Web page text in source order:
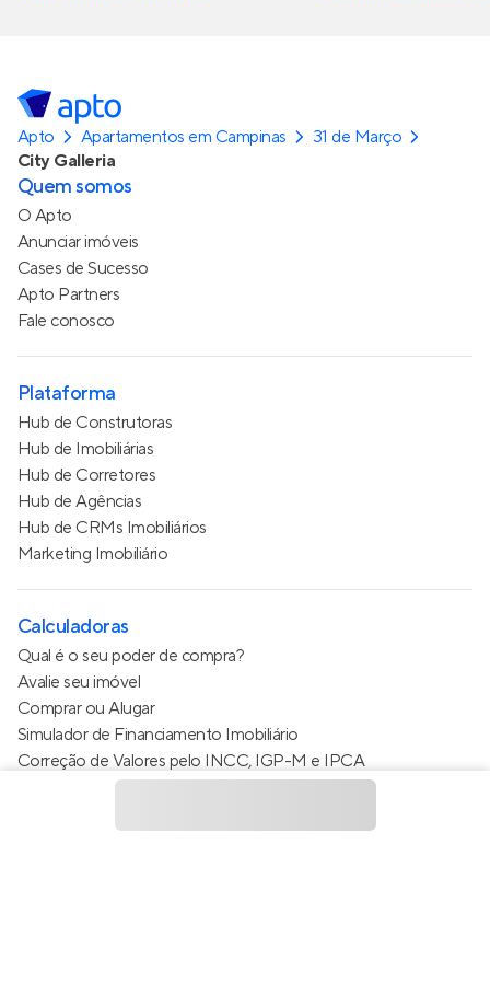
Apto Apartamentos em Campinas
31 de Março
City Galleria
Quem somos
O Apto
Anunciar imóveis
Cases de Sucesso
Apto Partners
Fale conosco
Plataforma
Hub de Construtoras
Hub de Imobiliárias
Hub de Corretores
Hub de Agências
Hub de CRMs Imobiliários
Marketing Imobiliário
Calculadoras
Qual é o seu poder de compra?
Avalie seu imóvel
Comprar ou Alugar
Simulador de Financiamento Imobiliário
Correção de Valores pelo INCC, IGP-M e IPCA
Estimativa de valor do condomínio